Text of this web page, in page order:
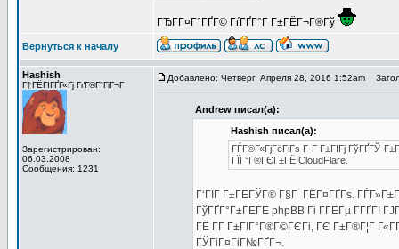
ГЂГ­Г¤Г°ГҐГ© ГѓГҐГ°Г Г±ГЁГ¬Г®Гў
Вернуться к началу
Hashish
Г†ГЁГІГҐГ«Гј ГґГ®Г°ГіГ¬Г
Зарегистрирован:
06.03.2008
Сообщения: 1231
Добавлено: Четверг, Апреля 28, 2016 1:52am
Andrew писал(а):
Hashish писал(а):
ГЃГ®Г«ГјГёГіГѕ Г·Г Г±ГІГј ГўГҐГЎ-
ГЇГ°Г®ГЄГ±ГЁ CloudFlare.
Г‘ГЇГ Г±ГЁГЎГ® Г§Г ГЁГ¤ГҐГѕ.
ГўГҐГ°Г±ГЁГЁ phpBB Гі Г­ГЁГµ Г­ГҐГІ
ГЁ Г­Г Г±ГІГ°Г®Г©ГЄГі, ГЄ Г±Г®Г¦Г
ГЎГіГ¤ГіГ№ГҐГ¬.